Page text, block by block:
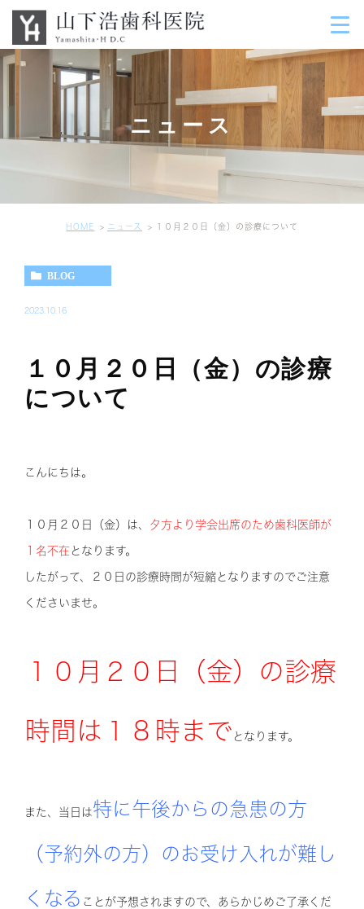
ニュース
HOME ニュース １０月２０日（金）の診療について
BLOG
2023.10.16
１０月２０日（金）の診療
について
こんにちは。
１０月２０日（金）は、 夕方より学会出席のため歯科医師が
１名不在 となります。
したがって、２０日の診療時間が短縮となりますのでご注意
くださいませ。
１０月２０日（金）の診療
時間は１８時まで となります。
また、当日は特に午後からの急患の方
（予約外の方）のお受け入れが難し
くなる ことが予想されますので、あらかじめご了承くだ